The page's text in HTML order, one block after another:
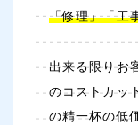
「修理」「工
出来る限りお
のコストカッ
の精一杯の低